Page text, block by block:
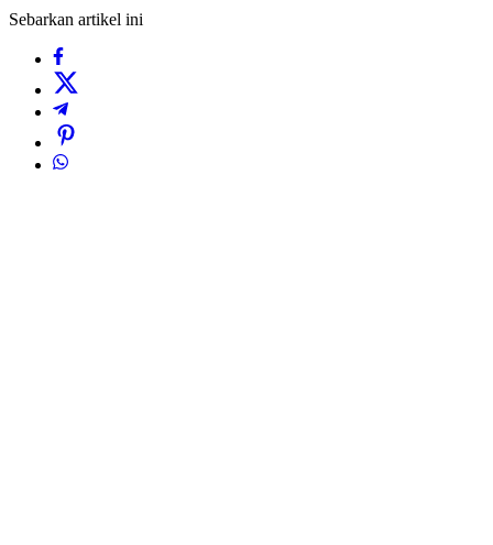
Sebarkan artikel ini